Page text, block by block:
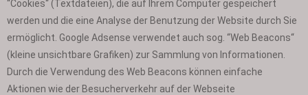
“Cookies“ (Textdateien), die auf Ihrem Computer gespeichert
werden und die eine Analyse der Benutzung der Website durch Sie
ermöglicht. Google Adsense verwendet auch sog. “Web Beacons“
(kleine unsichtbare Grafiken) zur Sammlung von Informationen.
Durch die Verwendung des Web Beacons können einfache
Aktionen wie der Besucherverkehr auf der Webseite